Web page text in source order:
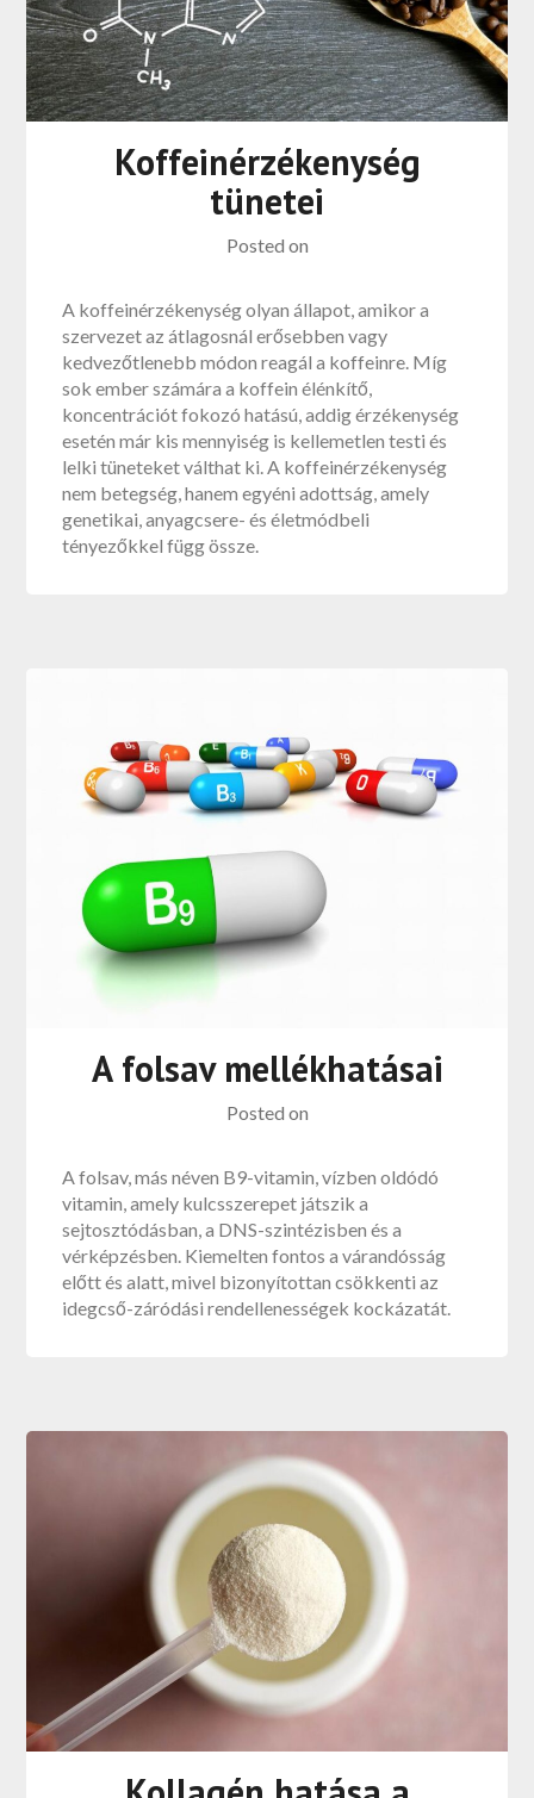
Koffeinérzékenység
tünetei
Posted on
A koffeinérzékenység olyan állapot, amikor a
szervezet az átlagosnál erősebben vagy
kedvezőtlenebb módon reagál a koffeinre. Míg
sok ember számára a koffein élénkítő,
koncentrációt fokozó hatású, addig érzékenység
esetén már kis mennyiség is kellemetlen testi és
lelki tüneteket válthat ki. A koffeinérzékenység
nem betegség, hanem egyéni adottság, amely
genetikai, anyagcsere- és életmódbeli
tényezőkkel függ össze.
A folsav mellékhatásai
Posted on
A folsav, más néven B9-vitamin, vízben oldódó
vitamin, amely kulcsszerepet játszik a
sejtosztódásban, a DNS-szintézisben és a
vérképzésben. Kiemelten fontos a várandósság
előtt és alatt, mivel bizonyítottan csökkenti az
idegcső-záródási rendellenességek kockázatát.